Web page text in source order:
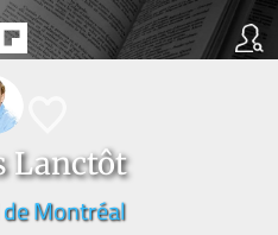
Lanctôt
Montréal